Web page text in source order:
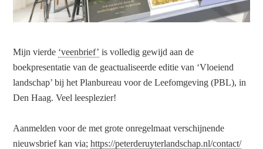
Mijn vierde ‘veenbrief’ is volledig gewijd aan de
boekpresentatie van de geactualiseerde editie van ‘Vloeiend
landschap’ bij het Planbureau voor de Leefomgeving (PBL), in
Den Haag. Veel leesplezier!
Aanmelden voor de met grote onregelmaat verschijnende
nieuwsbrief kan via;https://peterderuyterlandschap.nl/contact/